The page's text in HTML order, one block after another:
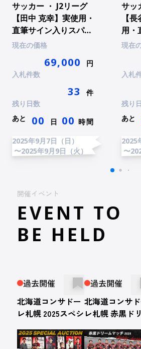
サッカー ・ J2リーグ
【田中 克幸】実使用・
直筆サイン入りスパイ
ク
現在の価格
69,000
円
入札件数
33
件
残り日数
あと
00 日 00 時間
2025年9月7日（日）
〜2025年9月9日（火）
サッ
【
用・
パイ
現在
入札
残り
あと
2025
〜
開催イベント
EVENT TO
BE HELD
過去開催
北海道コンサドー
レ札幌 2025スペシ
第7弾
過去開催
北海道コンサ
レ札幌 赤黒ド
記念オークシ